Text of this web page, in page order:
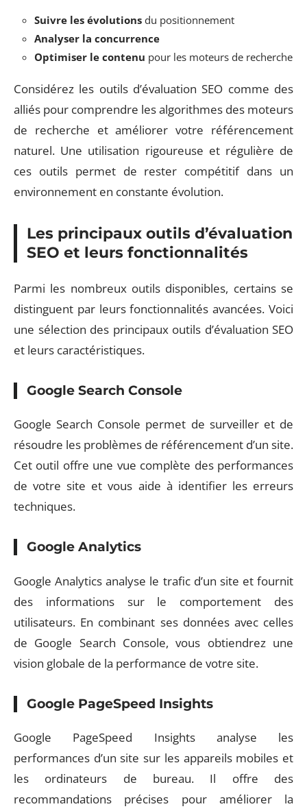
Suivre les évolutions du positionnement
Analyser la concurrence
Optimiser le contenu pour les moteurs de recherche
Considérez les outils d’évaluation SEO comme des
alliés pour comprendre les algorithmes des moteurs
de recherche et améliorer votre référencement
naturel. Une utilisation rigoureuse et régulière de
ces outils permet de rester compétitif dans un
environnement en constante évolution.
Les principaux outils d’évaluation
SEO et leurs fonctionnalités
Parmi les nombreux outils disponibles, certains se
distinguent par leurs fonctionnalités avancées. Voici
une sélection des principaux outils d’évaluation SEO
et leurs caractéristiques.
Google Search Console
Google Search Console permet de surveiller et de
résoudre les problèmes de référencement d’un site.
Cet outil offre une vue complète des performances
de votre site et vous aide à identifier les erreurs
techniques.
Google Analytics
Google Analytics analyse le trafic d’un site et fournit
des informations sur le comportement des
utilisateurs. En combinant ses données avec celles
de Google Search Console, vous obtiendrez une
vision globale de la performance de votre site.
Google PageSpeed Insights
Google PageSpeed Insights analyse les
performances d’un site sur les appareils mobiles et
les ordinateurs de bureau. Il offre des
recommandations précises pour améliorer la